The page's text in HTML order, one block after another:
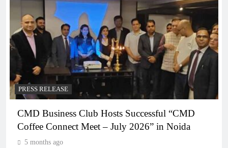
PRESS RELEASE
CMD Business Club Hosts Successful “CMD
Coffee Connect Meet – July 2026” in Noida
5 months ago